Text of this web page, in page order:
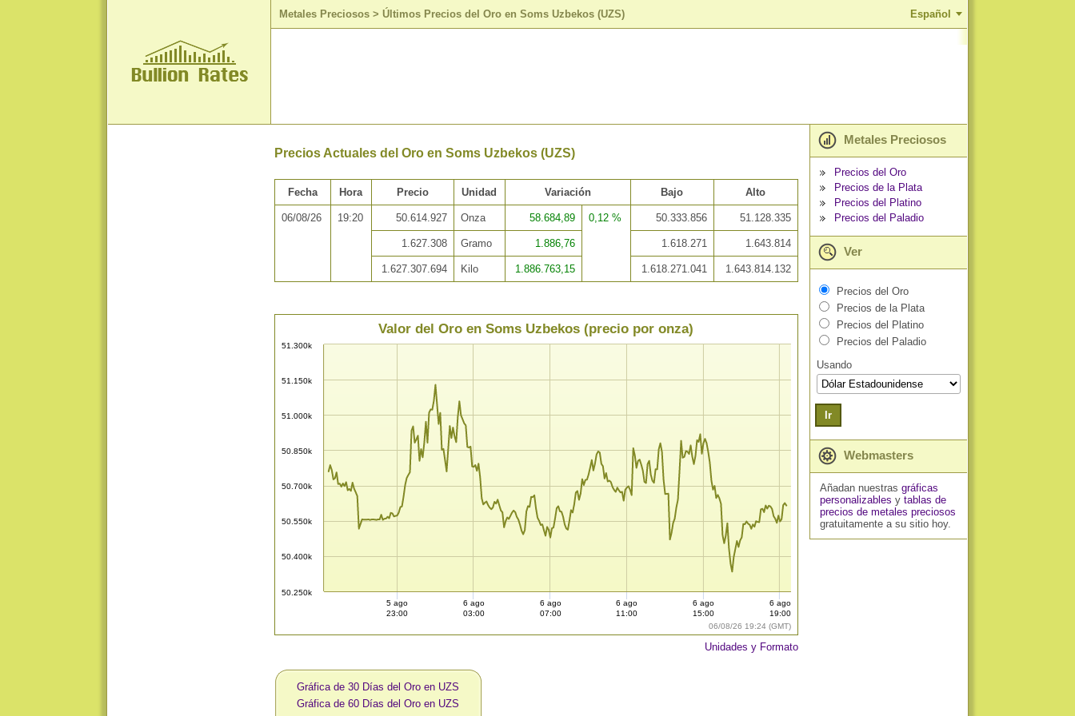
Metales Preciosos > Últimos Precios del Oro en Soms Uzbekos (UZS) Español
Precios Actuales del Oro en Soms Uzbekos (UZS)
Fecha Hora Precio Unidad Variación Bajo Alto
06/08/26 19:20 50.614.927 Onza 58.684,89 0,12 % 50.333.856 51.128.335
1.627.308 Gramo 1.886,76 1.618.271 1.643.814
1.627.307.694 Kilo 1.886.763,15 1.618.271.041 1.643.814.132
06/08/26 19:24 (GMT)
Valor del Oro en Soms Uzbekos (precio por onza)
50.250k
50.400k
50.550k
50.700k
50.850k
51.000k
51.150k
51.300k
5 ago
23:00
6 ago
03:00
6 ago
07:00
6 ago
11:00
6 ago
15:00
6 ago
19:00
Unidades y Formato
Gráfica de 30 Días del Oro en UZS
Gráfica de 60 Días del Oro en UZS
Metales Preciosos
Precios del Oro
Precios de la Plata
Precios del Platino
Precios del Paladio
Ver
Precios del Oro
Precios de la Plata
Precios del Platino
Precios del Paladio
Usando
Ir
Webmasters
Añadan nuestras gráficas
personalizables y tablas de
precios de metales preciosos
gratuitamente a su sitio hoy.